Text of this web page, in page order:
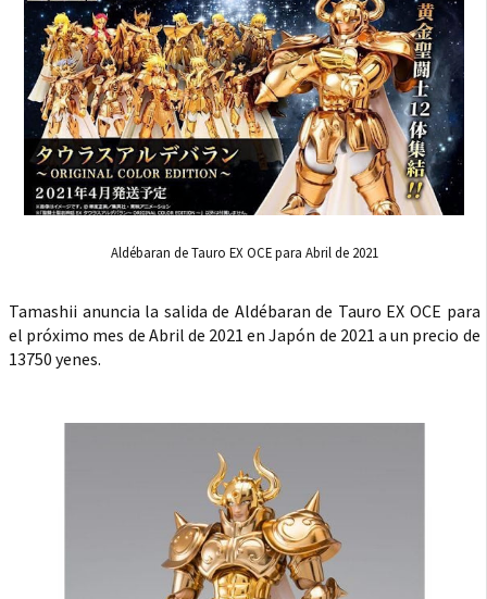
Aldébaran de Tauro EX OCE para Abril de 2021
Tamashii anuncia la salida de Aldébaran de Tauro EX OCE para
el próximo mes de Abril de 2021 en Japón de 2021 a un precio de
13750 yenes.